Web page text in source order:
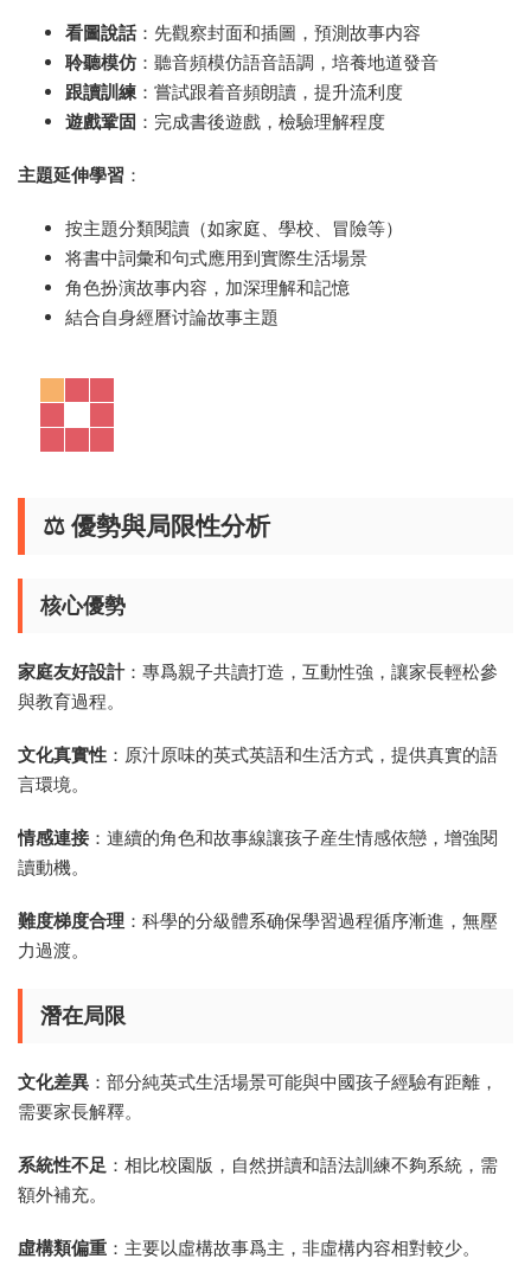
看圖說話：先觀察封面和插圖，預測故事内容
聆聽模仿 ：聽音頻模仿語音語調，培養地道發音
跟讀訓練：嘗試跟着音頻朗讀，提升流利度
遊戲鞏固 ：完成書後遊戲，檢驗理解程度
主題延伸學習 ：
按主題分類閱讀（如家庭、學校、冒險等）
将書中詞彙和句式應用到實際生活場景
角色扮演故事内容，加深理解和記憶
結合自身經曆讨論故事主題
⚖️ 優勢與局限性分析
核心優勢
家庭友好設計：專爲親子共讀打造，互動性強，讓家長輕松參
與教育過程。
文化真實性 ：原汁原味的英式英語和生活方式，提供真實的語
言環境。
情感連接 ：連續的角色和故事線讓孩子産生情感依戀，增強閱
讀動機。
難度梯度合理 ：科學的分級體系确保學習過程循序漸進，無壓
力過渡。
潛在局限
文化差異 ：部分純英式生活場景可能與中國孩子經驗有距離，
需要家長解釋。
系統性不足 ：相比校園版，自然拼讀和語法訓練不夠系統，需
額外補充。
虛構類偏重 ：主要以虛構故事爲主，非虛構内容相對較少。